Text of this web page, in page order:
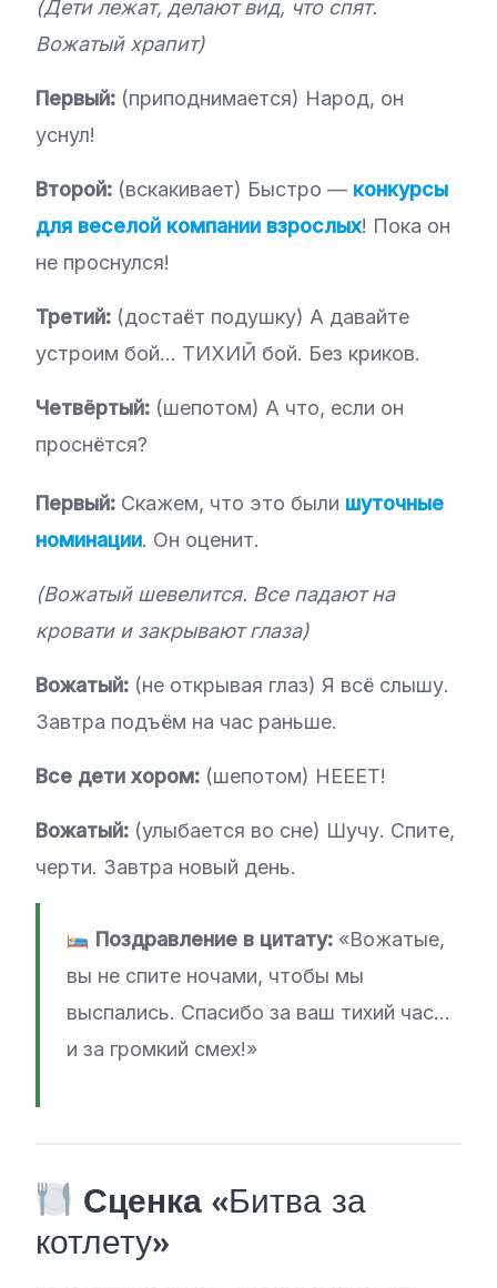
(Дети лежат, делают вид, что спят.
Вожатый храпит)
Первый: (приподнимается) Народ, он
уснул!
Второй: (вскакивает) Быстро — конкурсы
для веселой компании взрослых! Пока он
не проснулся!
Третий: (достаёт подушку) А давайте
устроим бой… ТИХИЙ бой. Без криков.
Четвёртый: (шепотом) А что, если он
проснётся?
Первый: Скажем, что это были шуточные
номинации. Он оценит.
(Вожатый шевелится. Все падают на
кровати и закрывают глаза)
Вожатый: (не открывая глаз) Я всё слышу.
Завтра подъём на час раньше.
Все дети хором: (шепотом) НЕЕЕТ!
Вожатый: (улыбается во сне) Шучу. Спите,
черти. Завтра новый день.
Поздравление в цитату:«Вожатые,
вы не спите ночами, чтобы мы
выспались. Спасибо за ваш тихий час…
и за громкий смех!»
Сценка«Битва за
котлету»